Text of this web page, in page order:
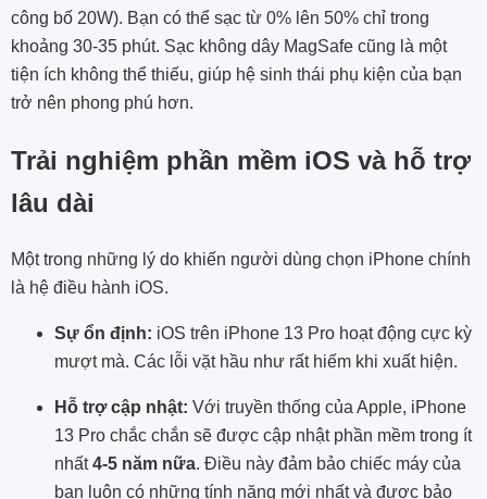
công bố 20W). Bạn có thể sạc từ 0% lên 50% chỉ trong
khoảng 30-35 phút. Sạc không dây MagSafe cũng là một
tiện ích không thể thiếu, giúp hệ sinh thái phụ kiện của bạn
trở nên phong phú hơn.
Trải nghiệm phần mềm iOS và hỗ trợ
lâu dài
Một trong những lý do khiến người dùng chọn iPhone chính
là hệ điều hành iOS.
Sự ổn định: iOS trên iPhone 13 Pro hoạt động cực kỳ
mượt mà. Các lỗi vặt hầu như rất hiếm khi xuất hiện.
Hỗ trợ cập nhật: Với truyền thống của Apple, iPhone
13 Pro chắc chắn sẽ được cập nhật phần mềm trong ít
nhất4-5 năm nữa. Điều này đảm bảo chiếc máy của
bạn luôn có những tính năng mới nhất và được bảo